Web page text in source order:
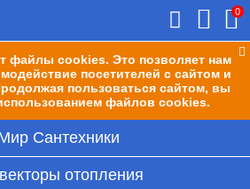
файлы cookies. Это позволяет нам
посетителей с сайтом и
пользоваться сайтом, вы
файлов cookies.
0
Сантехники
отопления